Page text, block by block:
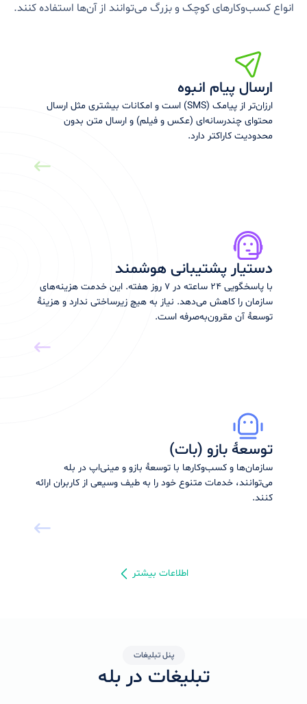
انواع کسب‌وکارهای کوچک و بزرگ می‌توانند از آن‌ها استفاده کنند.
ارسال پیام انبوه
ارزان‌تر از پیامک (SMS) است و امکانات بیشتری مثل ارسال
محتوای چندرسانه‌ای (عکس و فیلم) و ارسال متن بدون
محدودیت کاراکتر دارد.
دستیار پشتیبانی هوشمند
با پاسخگویی ۲۴ ساعته در ۷ روز هفته. این خدمت هزینه‌های
سازمان را کاهش می‌دهد. نیاز به هیچ زیرساختی ندارد و هزینۀ
توسعهٔ آن مقرون‌به‌صرفه است.
توسعهٔ بازو (بات)
سازمان‌ها و کسب‌وکارها با توسعهٔ بازو و مینی‌اپ در بله
می‌توانند، خدمات متنوع خود را به طیف وسیعی از کاربران ارائه
کنند.
اطلاعات بیشتر
پنل تبلیغات
تبلیغات در بله